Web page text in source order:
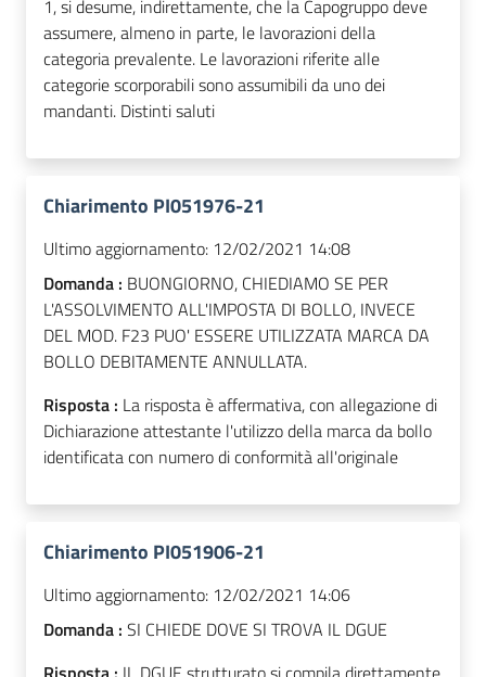
1, si desume, indirettamente, che la Capogruppo deve
assumere, almeno in parte, le lavorazioni della
categoria prevalente. Le lavorazioni riferite alle
categorie scorporabili sono assumibili da uno dei
mandanti. Distinti saluti
Chiarimento PI051976-21
Ultimo aggiornamento: 12/02/2021 14:08
Domanda : BUONGIORNO, CHIEDIAMO SE PER
L'ASSOLVIMENTO ALL'IMPOSTA DI BOLLO, INVECE
DEL MOD. F23 PUO' ESSERE UTILIZZATA MARCA DA
BOLLO DEBITAMENTE ANNULLATA.
Risposta : La risposta è affermativa, con allegazione di
Dichiarazione attestante l'utilizzo della marca da bollo
identificata con numero di conformità all'originale
Chiarimento PI051906-21
Ultimo aggiornamento: 12/02/2021 14:06
Domanda : SI CHIEDE DOVE SI TROVA IL DGUE